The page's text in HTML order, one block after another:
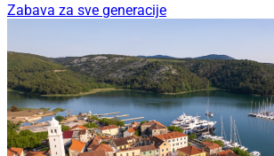
Zabava za sve generacije